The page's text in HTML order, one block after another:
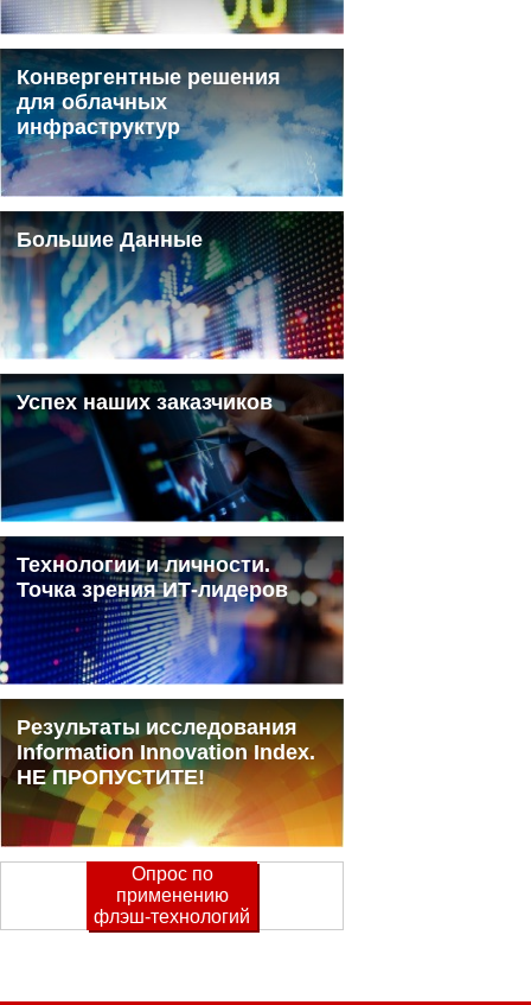
Конвергентные решения
для облачных
инфраструктур
Большие Данные
Успех наших заказчиков
Технологии и личности.
Точка зрения ИТ-лидеров
Результаты исследования
Information Innovation Index.
НЕ ПРОПУСТИТЕ!
Опрос по
применению
флэш-технологий